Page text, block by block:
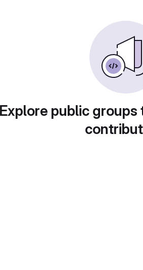
Explore public